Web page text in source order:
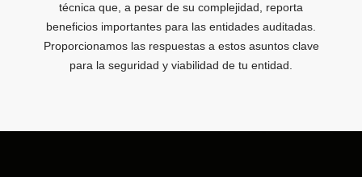
técnica que, a pesar de su complejidad, reporta
beneficios importantes para las entidades auditadas.
Proporcionamos las respuestas a estos asuntos clave
para la seguridad y viabilidad de tu entidad.